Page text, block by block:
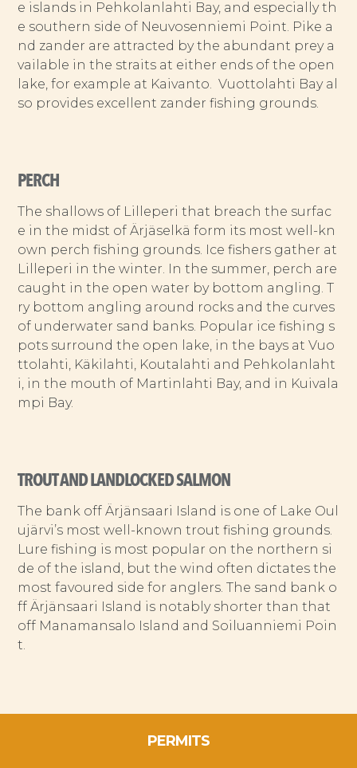
e islands in Pehkolanlahti Bay, and especially th
e southern side of Neuvosenniemi Point. Pike a
nd zander are attracted by the abundant prey a
vailable in the straits at either ends of the open
lake, for example at Kaivanto. Vuottolahti Bay al
so provides excellent zander fishing grounds.
PERCH
The shallows of Lilleperi that breach the surfac
e in the midst of Ärjäselkä form its most well-kn
own perch fishing grounds. Ice fishers gather at
Lilleperi in the winter. In the summer, perch are
caught in the open water by bottom angling. T
ry bottom angling around rocks and the curves
of underwater sand banks. Popular ice fishing s
pots surround the open lake, in the bays at Vuo
ttolahti, Käkilahti, Koutalahti and Pehkolanlaht
i, in the mouth of Martinlahti Bay, and in Kuivala
mpi Bay.
TROUT AND LANDLOCKED SALMON
The bank off Ärjänsaari Island is one of Lake Oul
ujärvi’s most well-known trout fishing grounds.
Lure fishing is most popular on the northern si
de of the island, but the wind often dictates the
most favoured side for anglers. The sand bank o
ff Ärjänsaari Island is notably shorter than that
off Manamansalo Island and Soiluanniemi Poin
t.
PERMITS